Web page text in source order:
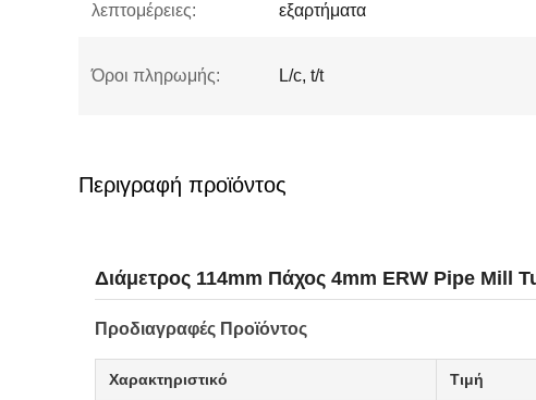
λεπτομέρειες:
εξαρτήματα
Όροι πληρωμής: L/c, t/t
Περιγραφή προϊόντος
Διάμετρος 114mm Πάχος 4mm ERW Pipe Mill
Προδιαγραφές Προϊόντος
Χαρακτηριστικό Τιμή